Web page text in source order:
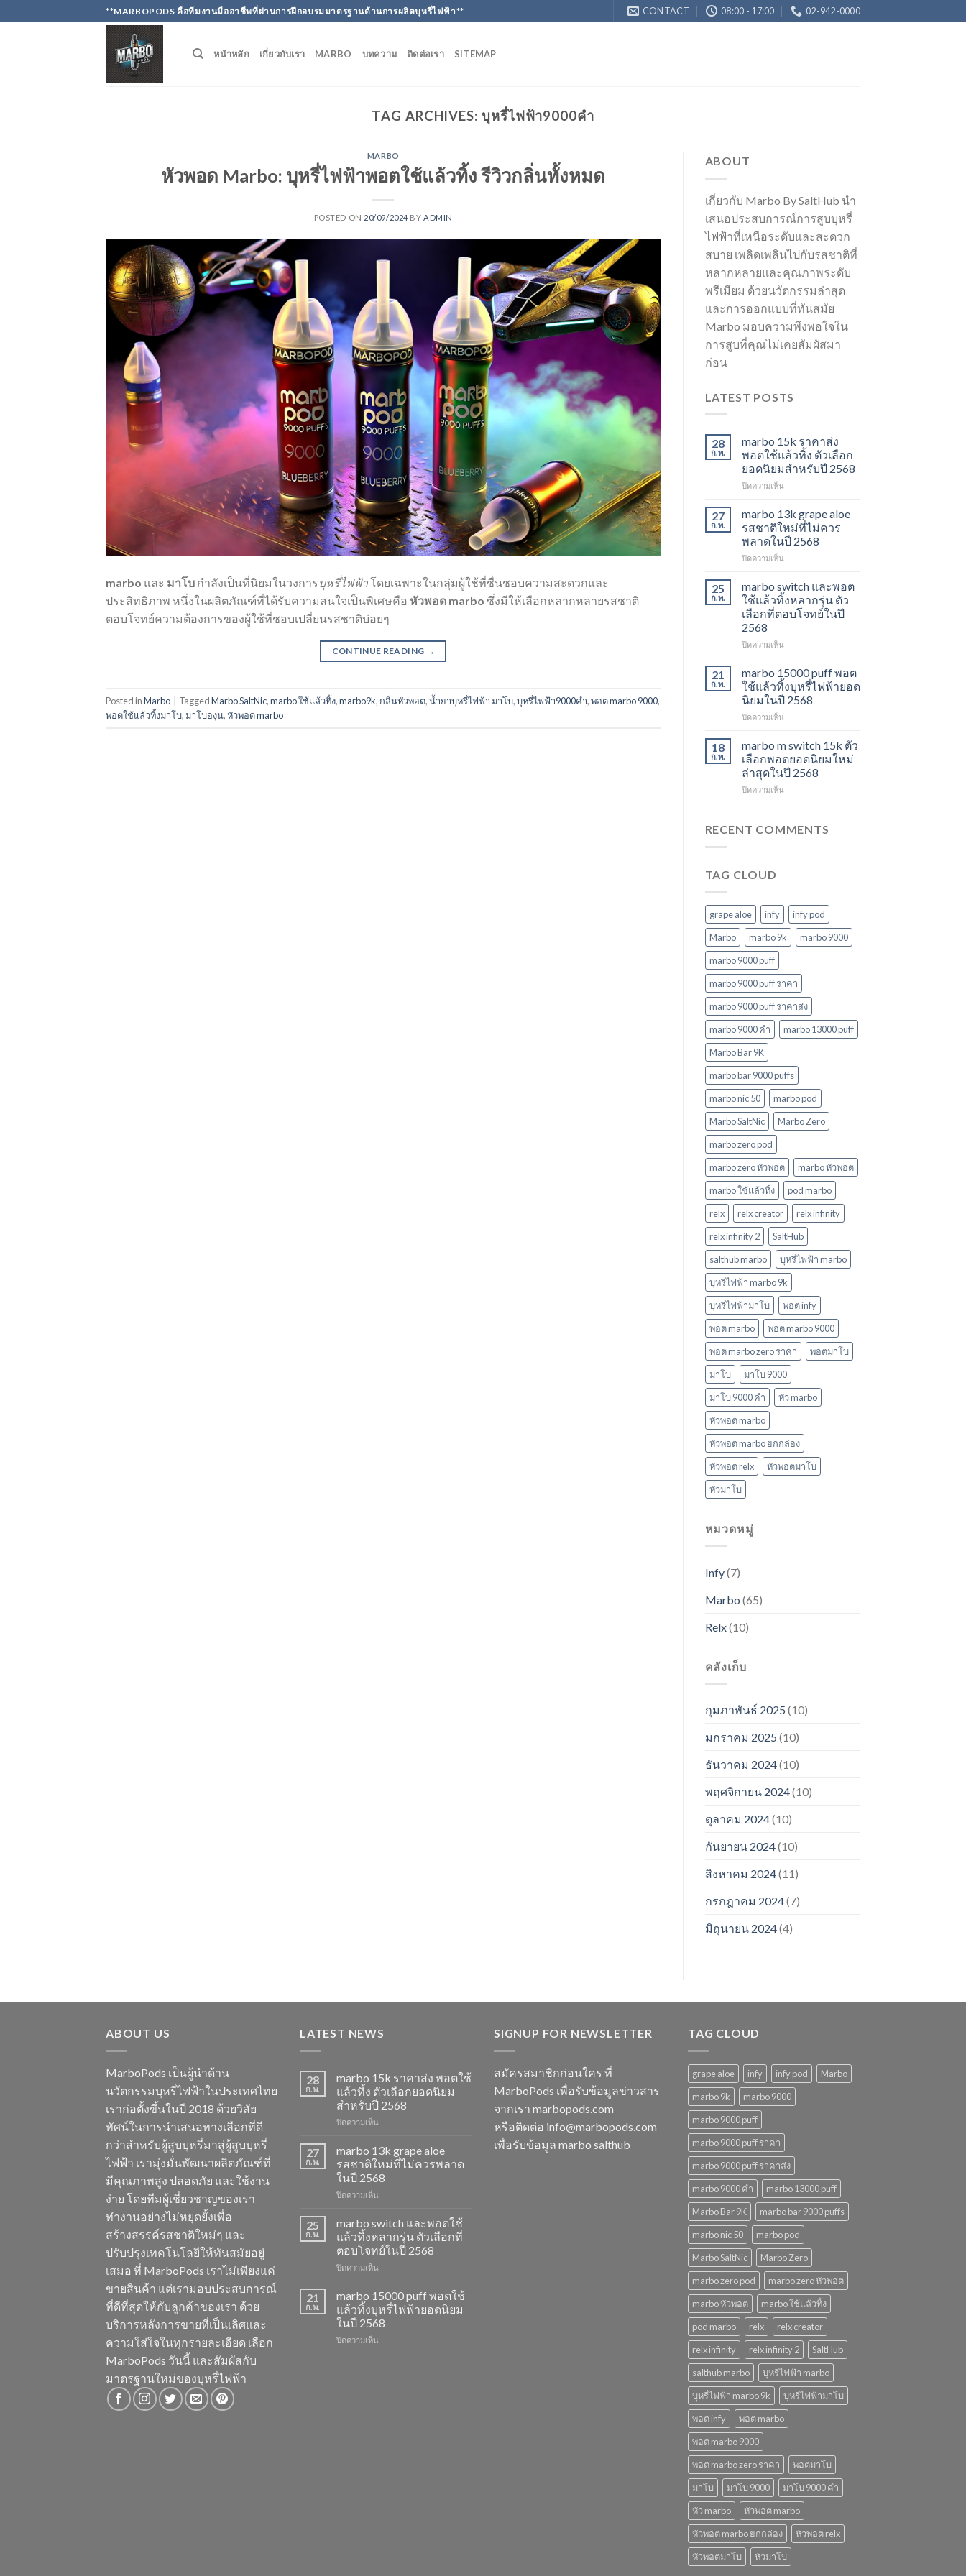
to
**MARBOPODS คือทีมงานมืออาชีพที่ผ่านการฝึกอบรมมาตรฐานด้านการผลิตบุหรี่ไฟฟ้า** CONTACT 08:00 - 17:00 02-942-0000
หน้าหลัก เกี่ยวกับเรา MARBO บทความ ติดต่อเรา SITEMAP
TAG ARCHIVES: บุหรี่ไฟฟ้า9000คํา
MARBO
หัวพอด Marbo: บุหรี่ไฟฟ้าพอตใช้แล้วทิ้ง รีวิวกลิ่นทั้งหมด
POSTED ON 20/09/2024 BYADMIN
marbo และ มาโบ กำลังเป็นที่นิยมในวงการบุหรี่ไฟฟ้าโดยเฉพาะในกลุ่มผู้ใช้ที่ชื่นชอบความสะดวกและ
ประสิทธิภาพ หนึ่งในผลิตภัณฑ์ที่ได้รับความสนใจเป็นพิเศษคือ หัวพอด marbo ซึ่งมีให้เลือกหลากหลายรสชาติ
ตอบโจทย์ความต้องการของผู้ใช้ที่ชอบเปลี่ยนรสชาติบ่อยๆ
CONTINUE READING →
Posted inMarbo | TaggedMarbo SaltNic,marbo ใช้แล้วทิ้ง,marbo9k, กลิ่นหัวพอต,น้ำยาบุหรี่ไฟฟ้า มาโบ,บุหรี่ไฟฟ้า9000คํา,พอต marbo 9000,
พอตใช้แล้วทิ้งมาโบ,มาโบองุ่น,หัวพอด marbo
ABOUT
เกี่ยวกับ Marbo By SaltHub นำ
เสนอประสบการณ์การสูบบุหรี่
ไฟฟ้าที่เหนือระดับและสะดวก
สบาย เพลิดเพลินไปกับรสชาติที่
หลากหลายและคุณภาพระดับ
พรีเมียม ด้วยนวัตกรรมล่าสุด
และการออกแบบที่ทันสมัย
Marbo มอบความพึงพอใจใน
การสูบที่คุณไม่เคยสัมผัสมา
ก่อน
LATEST POSTS
28
ก.พ.
marbo 15k ราคาส่ง
พอตใช้แล้วทิ้ง ตัวเลือก
ยอดนิยมสำหรับปี 2568
ปิดความเห็นบน
15k
ราคา
ส่ง
พอต
ใช้
ทิ้ง
ตัว
เลือก
ยอด
สำหรับ
2568
27
ก.พ.
marbo 13k grape aloe
รสชาติใหม่ที่ไม่ควร
พลาดในปี 2568
ปิดความเห็นบน
13k
grape
aloe
รสชาติ
ควร
พลาด
ในปี
2568
25
ก.พ.
marbo switch และพอต
ใช้แล้วทิ้งหลากรุ่น ตัว
เลือกที่ตอบโจทย์ในปี
2568
ปิดความเห็นบน
switch
และ
พอต
ใช้
แล้ว
ตัว
เลือก
ที่
ในปี
21
ก.พ.
marbo 15000 puff พอต
ใช้แล้วทิ้งบุหรี่ไฟฟ้ายอด
นิยมในปี 2568
ปิดความเห็นบน
15000
พอต
ใช้
แล้ว
ไฟฟ้า
18
ก.พ.
marbo m switch 15k ตัว
เลือกพอตยอดนิยมใหม่
ล่าสุดในปี 2568
ปิดความเห็นบน
switch
นิยม
ใหม่
ล่าสุด
ในปี
RECENT COMMENTS
TAG CLOUD
grape aloe infy
infy pod
Marbo
marbo 9k
marbo 9000
marbo 9000 puff
marbo 9000 puff ราคา
marbo 9000 puff ราคาส่ง
marbo 9000 คํา
marbo 13000 puff
Marbo Bar 9K
marbo bar 9000 puffs
marbo nic 50
marbo pod
Marbo SaltNic
Marbo Zero
marbo zero pod
marbo zero หัวพอต
marbo หัวพอต
marbo ใช้แล้วทิ้ง
pod marbo
relx
relx creator
relx infinity
relx infinity 2
SaltHub
salthub marbo
บุหรี่ไฟฟ้า marbo
บุหรี่ไฟฟ้า marbo 9k
บุหรี่ไฟฟ้ามาโบ
พอต infy
พอต marbo
พอต marbo 9000
พอต marbo zero ราคา
พอตมาโบ
มาโบ
มาโบ 9000
มาโบ 9000 คํา
หัว marbo
หัวพอต marbo
หัวพอต marbo ยกกล่อง
หัวพอต relx
หัวพอตมาโบ
หัวมาโบ
หมวดหมู่
Infy(7)
Marbo (65)
Relx(10)
คลังเก็บ
กุมภาพันธ์ 2025 (10)
มกราคม 2025 (10)
ธันวาคม 2024(10)
พฤศจิกายน 2024(10)
ตุลาคม 2024(10)
กันยายน 2024(10)
สิงหาคม 2024(11)
กรกฎาคม 2024(7)
มิถุนายน 2024(4)
ABOUT US
MarboPods เป็นผู้นำด้าน
นวัตกรรมบุหรี่ไฟฟ้าในประเทศไทย
เราก่อตั้งขึ้นในปี 2018 ด้วยวิสัย
ทัศน์ในการนำเสนอทางเลือกที่ดี
กว่าสำหรับผู้สูบบุหรี่มาสู่ผู้สูบบุหรี่
ไฟฟ้า เรามุ่งมั่นพัฒนาผลิตภัณฑ์ที่
มีคุณภาพสูง ปลอดภัย และใช้งาน
ง่าย โดยทีมผู้เชี่ยวชาญของเรา
ทำงานอย่างไม่หยุดยั้งเพื่อ
สร้างสรรค์รสชาติใหม่ๆ และ
ปรับปรุงเทคโนโลยีให้ทันสมัยอยู่
เสมอ ที่ MarboPods เราไม่เพียงแค่
ขายสินค้า แต่เรามอบประสบการณ์
ที่ดีที่สุดให้กับลูกค้าของเรา ด้วย
บริการหลังการขายที่เป็นเลิศและ
ความใส่ใจในทุกรายละเอียด เลือก
MarboPods วันนี้ และสัมผัสกับ
มาตรฐานใหม่ของบุหรี่ไฟฟ้า
LATEST NEWS
28
ก.พ.
marbo 15k ราคาส่ง พอตใช้
แล้วทิ้ง ตัวเลือกยอดนิยม
สำหรับปี 2568
ปิดความเห็น
15k
ราคา
ส่ง
พอต
ใช้
ทิ้ง
เลือก
ยอด
นิยม
ปี
2568
27
ก.พ.
marbo 13k grape aloe
รสชาติใหม่ที่ไม่ควรพลาด
ในปี 2568
ปิดความเห็น
13k
grape
aloe
รสชาติ
ใหม่
ไม่
ควร
พลาด
ในปี
2568
25
ก.พ.
marbo switch และพอตใช้
แล้วทิ้งหลากรุ่น ตัวเลือกที่
ตอบโจทย์ในปี 2568
ปิดความเห็น
switch
และ
พอต
ใช้
แล้ว
21
ก.พ.
marbo 15000 puff พอตใช้
แล้วทิ้งบุหรี่ไฟฟ้ายอดนิยม
ในปี 2568
ปิดความเห็น
SIGNUP FOR NEWSLETTER
สมัครสมาชิกก่อนใคร ที่
MarboPods เพื่อรับข้อมูลข่าวสาร
จากเรา marbopods.com
หรือติดต่อ info@marbopods.com
เพื่อรับข้อมูล marbo salthub
TAG CLOUD
grape aloe infy infy pod
Marbo
marbo 9k
marbo 9000
marbo 9000 puff
marbo 9000 puff ราคา
marbo 9000 puff ราคาส่ง
marbo 9000 คํา
marbo 13000 puff
Marbo Bar 9K
marbo bar 9000 puffs
marbo nic 50
marbo pod
Marbo SaltNic
Marbo Zero
marbo zero pod
marbo zero หัวพอต
marbo หัวพอต
marbo ใช้แล้วทิ้ง
pod marbo
relx
relx creator
relx infinity
relx infinity 2
SaltHub
salthub marbo
บุหรี่ไฟฟ้า marbo
บุหรี่ไฟฟ้า marbo 9k
บุหรี่ไฟฟ้ามาโบ
พอต infy
พอต marbo
พอต marbo 9000
พอต marbo zero ราคา
พอตมาโบ
มาโบ
มาโบ 9000
มาโบ 9000 คํา
หัว marbo
หัวพอต marbo
หัวพอต marbo ยกกล่อง
หัวพอต relx
หัวพอตมาโบ
หัวมาโบ